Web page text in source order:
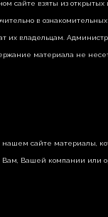
сайте взяты из открытых
в
их владельцам.
материала не
сайте материалы,
Вашей компании или